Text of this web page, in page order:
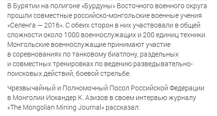
В Бурятии на полигоне «Бурдуны» Восточного военного округа
прошли совместные российско-монгольские военные учения
«Селенга — 2016». С обеих сторон в них участвовали в общей
сложности около 1000 военнослужащих и 200 единиц техники.
Монгольские военнослужащие принимают участие
в соревнованиях по танковому биатлону, раздельных
и совместных тренировках по ведению разведывательно-
поисковых действий, боевой стрельбе.
Чрезвычайный и Полномочный Посол Российской Федерации
в Монголии Искандер К. Азизов в своем интервью журналу
«The Mongolian Mining Journal» рассказал: